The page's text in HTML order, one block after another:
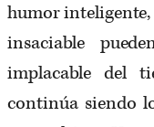
humor inteligente,
insaciable
implacable del
continúa siendo